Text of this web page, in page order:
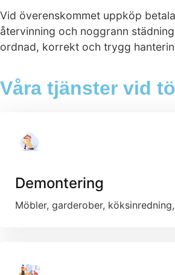
Vid överenskommet uppköp
återvinning och noggrann
ordnad, korrekt och trygg
Våra tjänster vid
Demontering
Möbler, garderober,